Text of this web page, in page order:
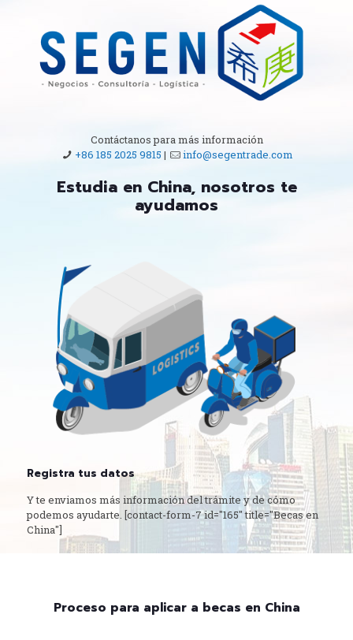
Contáctanos para más información
+86 185 2025 9815 | info@segentrade.com
Estudia en China, nosotros te
ayudamos
Registra tus datos
Y te enviamos más información del trámite y de cómo
podemos ayudarte. [contact-form-7 id="165" title="Becas en
China"]
Proceso para aplicar a becas en China